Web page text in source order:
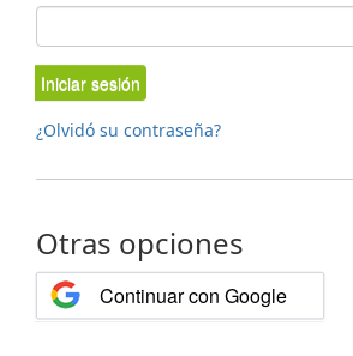
Iniciar sesión
¿Olvidó su contraseña?
Otras opciones
Continuar con Google